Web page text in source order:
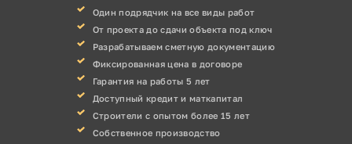
Один подрядчик на все виды работ
От проекта до сдачи объекта под ключ
Разрабатываем сметную документацию
Фиксированная цена в договоре
Гарантия на работы 5 лет
Доступный кредит и маткапитал
Строители с опытом более 15 лет
Собственное производство